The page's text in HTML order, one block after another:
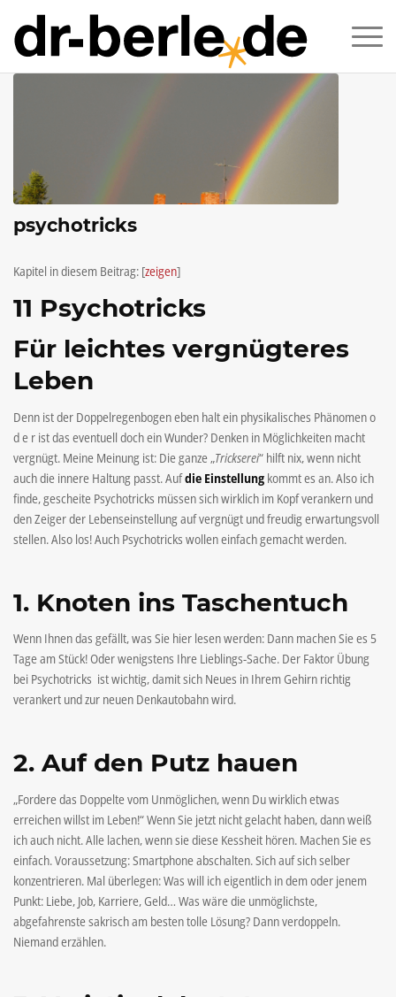
psychotricks
Kapitel in diesem Beitrag: [zeigen]
11 Psychotricks
Für leichtes vergnügteres
Leben
Denn ist der Doppelregenbogen eben halt ein physikalisches Phänomen o
d e r ist das eventuell doch ein Wunder? Denken in Möglichkeiten macht
vergnügt. Meine Meinung ist: Die ganze „Trickserei“ hilft nix, wenn nicht
auch die innere Haltung passt. Aufdie Einstellung kommt es an. Also ich
finde, gescheite Psychotricks müssen sich wirklich im Kopf verankern und
den Zeiger der Lebenseinstellung auf vergnügt und freudig erwartungsvoll
stellen. Also los! Auch Psychotricks wollen einfach gemacht werden.
1. Knoten ins Taschentuch
Wenn Ihnen das gefällt, was Sie hier lesen werden: Dann machen Sie es 5
Tage am Stück! Oder wenigstens Ihre Lieblings-Sache. Der Faktor Übung
bei Psychotricks ist wichtig, damit sich Neues in Ihrem Gehirn richtig
verankert und zur neuen Denkautobahn wird.
2. Auf den Putz hauen
„Fordere das Doppelte vom Unmöglichen, wenn Du wirklich etwas
erreichen willst im Leben!“ Wenn Sie jetzt nicht gelacht haben, dann weiß
ich auch nicht. Alle lachen, wenn sie diese Kessheit hören. Machen Sie es
einfach. Voraussetzung: Smartphone abschalten. Sich auf sich selber
konzentrieren. Mal überlegen: Was will ich eigentlich in dem oder jenem
Punkt: Liebe, Job, Karriere, Geld… Was wäre die unmöglichste,
abgefahrenste sakrisch am besten tolle Lösung? Dann verdoppeln.
Niemand erzählen.